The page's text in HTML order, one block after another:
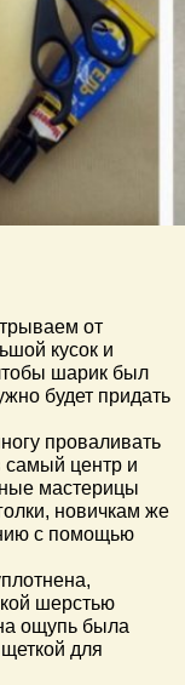
от
кусок и
шарик был
будет придать
проваливать
самый центр и
мастерицы
новичкам же
с помощью
шерстью
ощупь была
для